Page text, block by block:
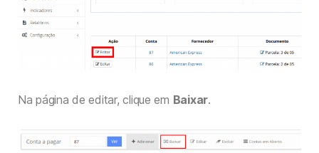
Na página de editar, clique em Baixar.